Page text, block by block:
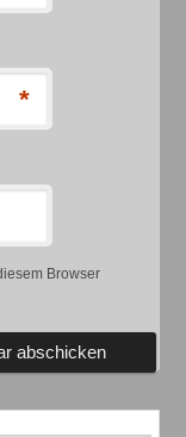
*
Browser